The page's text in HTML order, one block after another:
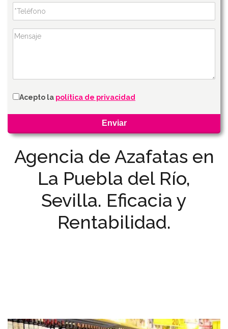
Agencia de Azafatas en
La Puebla del Río,
Sevilla. Eficacia y
Rentabilidad.
Acepto la política de privacidad